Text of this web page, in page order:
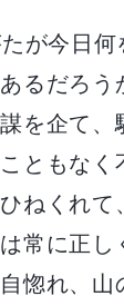
が今日何
るだろ
を企て、
ともなく
ねくれて
常に正し
惚れ、山